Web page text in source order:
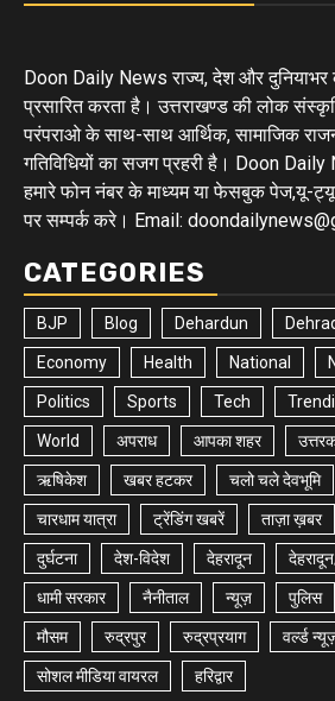
Doon Daily News राज्य, देश और दुनियाभर
प्रसारित करता है। उत्तराखण्ड की लोक
परंपराओ के साथ-साथ आर्थिक, सामाजिक
गतिविधियों का सजग प्रहरी है। Doon
हमारे फोन नंबर के माध्यम या फेसबुक पेज,यू-
पर सम्पर्क करे। Email:
CATEGORIES
BJP Blog Dehardun
Economy Health National
Politics Sports Tech
World अपराध आपका शहर
ऋषिकेश खबर हटकर चलो चले देवभूमि
चारधाम यात्रा ट्रेंडिंग खबरें ताज़ा ख़बर
दुर्घटना देश-विदेश देहरादून
धामी सरकार नैनीताल न्यूज़ पुलिस
मौसम रुद्रपुर रुद्रप्रयाग वर्ल्ड
सोशल मीडिया वायरल हरिद्वार